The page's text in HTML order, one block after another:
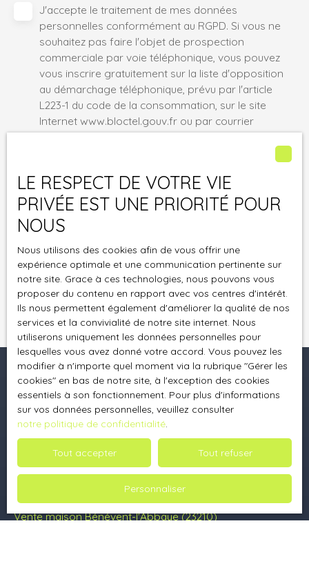
J'accepte le traitement de mes données
personnelles conformément au RGPD. Si vous ne
souhaitez pas faire l'objet de prospection
commerciale par voie téléphonique, vous pouvez
vous inscrire gratuitement sur la liste d'opposition
au démarchage téléphonique, prévu par l'article
L223-1 du code de la consommation, sur le site
Internet www.bloctel.gouv.fr ou par courrier
adressé à :
BLOIS CEDEX.
Pour en savoir plus sur le traitement de vos
données personnelles, veuillez consulter notre
politique de confidentialité.
Recevoir des annonces
Je recherche un bien
Vente maison Saint-Léonard-de-Noblat (87400)
Location appartement Saint-Léonard-de-Noblat (87400)
Location appartement Bénévent-l'Abbaye (23210)
Vente maison Champnétery (87400)
Vente maison Bénévent-l'Abbaye (23210)
LE RESPECT DE VOTRE VIE
PRIVÉE EST UNE PRIORITÉ POUR
NOUS
Nous utilisons des cookies afin de vous offrir une
expérience optimale et une communication pertinente sur
notre site. Grace à ces technologies, nous pouvons vous
proposer du contenu en rapport avec vos centres d'intérêt.
Ils nous permettent également d'améliorer la qualité de nos
services et la convivialité de notre site internet. Nous
utiliserons uniquement les données personnelles pour
lesquelles vous avez donné votre accord. Vous pouvez les
modifier à n'importe quel moment via la rubrique ″Gérer les
cookies″ en bas de notre site, à l'exception des cookies
essentiels à son fonctionnement. Pour plus d'informations
sur vos données personnelles, veuillez consulter
notre politique de confidentialité.
Tout accepter Tout refuser
Personnaliser